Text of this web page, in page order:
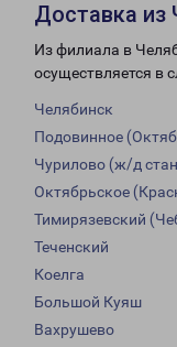
Доставка из
Из филиала в
осуществляется в
Челябинск
Подовинное
Чурилово (ж/д
Октябрьское
Тимирязевский
Теченский
Коелга
Большой Куяш
Вахрушево